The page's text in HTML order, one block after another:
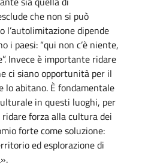
che non si può
l’autolimitazione dipende
i paesi: “qui non c’è niente,
Invece è importante ridare
ci siano opportunità per il
lo abitano. È fondamentale
in questi luoghi, per
forza alla cultura dei
forte come soluzione:
ed esplorazione di